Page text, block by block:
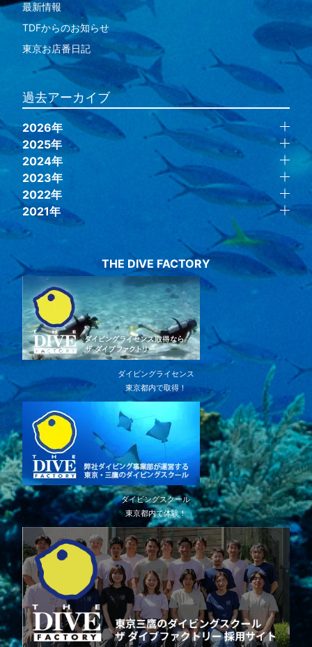
最新情報
TDFからのお知らせ
東京お店番日記
過去アーカイブ
2026年
2025年
2024年
2023年
2022年
2021年
THE DIVE FACTORY
ダイビングライセンス
東京都内で取得！
ダイビングスクール
東京都内で体験！